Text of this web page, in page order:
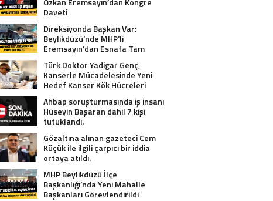
Daveti
Direksiyonda Başkan Var:
Beylikdüzü’nde MHP’li
Eremsayın’dan Esnafa Tam
Türk Doktor Yadigar Genç,
Kanserle Mücadelesinde Yeni
Hedef Kanser Kök Hücreleri
Ahbap soruşturmasında iş insanı
Hüseyin Başaran dahil 7 kişi
tutuklandı.
Gözaltına alınan gazeteci Cem
Küçük ile ilgili çarpıcı bir iddia
ortaya atıldı.
MHP Beylikdüzü İlçe
Başkanlığı’nda Yeni Mahalle
Başkanları Görevlendirildi